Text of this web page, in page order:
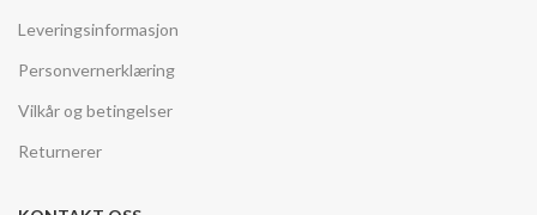
Leveringsinformasjon
Personvernerklæring
Vilkår og betingelser
Returnerer